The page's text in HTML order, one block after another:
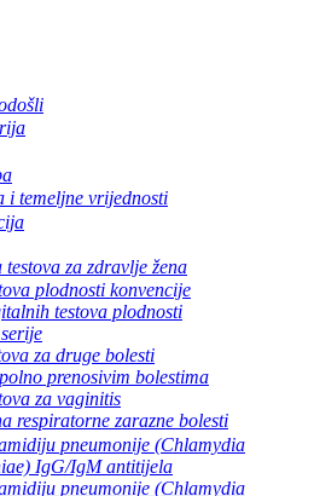
i temeljne vrijednosti
testova za zdravlje žena
plodnosti konvencije
testova plodnosti
za druge bolesti
prenosivim bolestima
za vaginitis
respiratorne zarazne bolesti
pneumonije (Chlamydia
IgG/IgM antitijela
pneumonije (Chlamydia